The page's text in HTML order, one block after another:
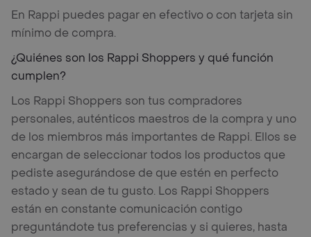
En Rappi puedes pagar en efectivo o con tarjeta sin
mínimo de compra.
¿Quiénes son los Rappi Shoppers y qué función
cumplen?
Los Rappi Shoppers son tus compradores
personales, auténticos maestros de la compra y uno
de los miembros más importantes de Rappi. Ellos se
encargan de seleccionar todos los productos que
pediste asegurándose de que estén en perfecto
estado y sean de tu gusto. Los Rappi Shoppers
están en constante comunicación contigo
preguntándote tus preferencias y si quieres, hasta